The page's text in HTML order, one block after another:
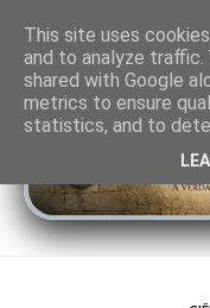
This site uses
and to analyze traffic.
shared with Google
metrics to ensure
statistics, and to